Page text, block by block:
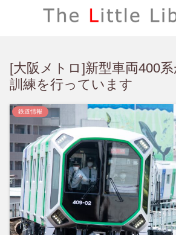
[大阪メトロ]新型車両400
訓練を行っています
鉄道情報